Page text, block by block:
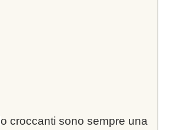
croccanti sono sempre una